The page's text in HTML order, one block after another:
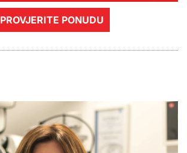
PROVJERITE PONUDU